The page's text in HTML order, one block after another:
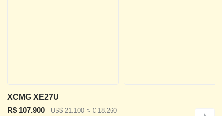
XCMG XE27U
R$ 107.900
US$ 21.100 ≈ € 18.260